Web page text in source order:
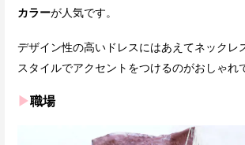
カラーが人気です。
デザイン性の高いドレスにはあえてネックレ
スタイルでアクセントをつけるのがおしゃれ
▶職場